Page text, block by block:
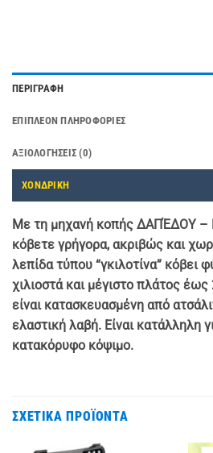
ΠΕΡΙΓΡΑΦΉ
ΕΠΙΠΛΈΟΝ ΠΛΗΡΟΦΟΡΊΕΣ
ΑΞΙΟΛΟΓΉΣΕΙΣ (0)
ΧΟΝΔΡΙΚΗ
Με τη μηχανή κοπής ΔΑΠΈΔΟΥ –
κόβετε γρήγορα, ακριβώς και
λεπίδα τύπου “γκιλοτίνα”
χιλιοστά και μέγιστο πλάτος
είναι κατασκευασμένη από
ελαστική λαβή. Είναι κατάλληλη
κατακόρυφο κόψιμο.
ΣΧΕΤΙΚΆ ΠΡΟΪΌΝΤΑ